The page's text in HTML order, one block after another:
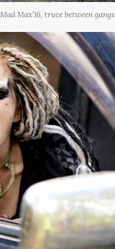
Max’16, truce between gangs